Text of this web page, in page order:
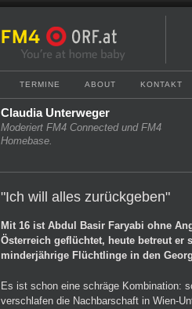
TERMINE ABOUT KONTAKT
Claudia Unterweger
Moderiert FM4 Connected und FM4
Homebase.
"Ich will alles zurückgeben"
Mit 16 ist Abdul Basir Faryabi ohne
Österreich geflüchtet, heute betreut er
minderjährige Flüchtlinge in den
Es ist schon eine schräge Kombination:
verschlafen die Nachbarschaft in Wien-